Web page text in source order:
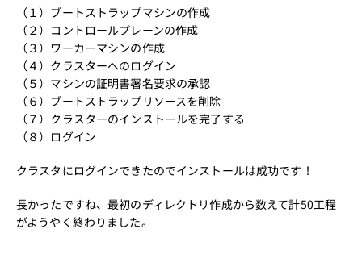
（１） ブートストラップマシンの作成
（２） コントロールプレーンの作成
（３） ワーカーマシンの作成
（４） クラスターへのログイン
（５） マシンの証明書署名要求の承認
（６） ブートストラップリソースを削除
（７） クラスターのインストールを完了する
（８） ログイン
クラスタにログインできたのでインストールは成功です！
長かったですね、最初のディレクトリ作成から数えて計50工程
がようやく終わりました。